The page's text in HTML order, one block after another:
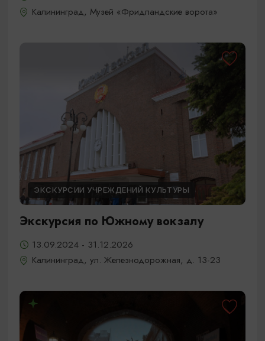
Калининград, Музей «Фридландские ворота»
ЭКСКУРСИИ УЧРЕЖДЕНИЙ КУЛЬТУРЫ
Экскурсия по Южному вокзалу
13.09.2024 - 31.12.2026
Калининград, ул. Железнодорожная, д. 13-23